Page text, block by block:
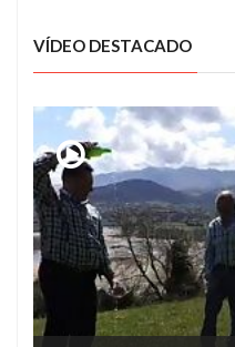
VÍDEO DESTACADO